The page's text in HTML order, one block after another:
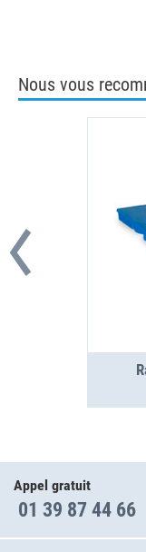
Nous vous
Appel gratuit
01 39 87 44 66